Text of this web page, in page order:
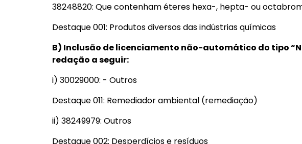
38248820: Que contenham éteres hexa-, hepta- ou
Destaque 001: Produtos diversos das indústrias químicas
B) Inclusão de licenciamento não-automático do tipo
redação a seguir:
i) 30029000: - Outros
Destaque 011: Remediador ambiental (remediação)
ii) 38249979: Outros
Destaque 002: Desperdícios e resíduos